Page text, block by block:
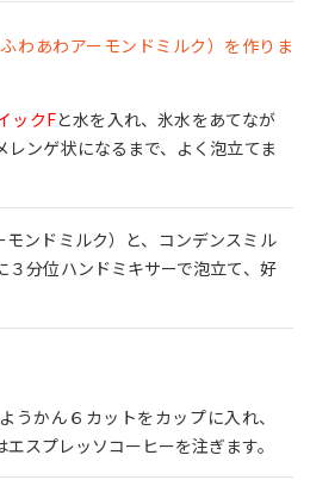
わあわアーモンドミルク）を作りま
ックFと水を入れ、氷水をあてなが
レンゲ状になるまで、よく泡立てま
モンドミルク）と、コンデンスミル
３分位ハンドミキサーで泡立て、好
うかん６カットをカップに入れ、
スプレッソコーヒーを注ぎます。